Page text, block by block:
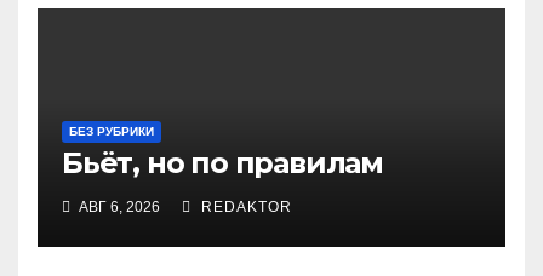
БЕЗ РУБРИКИ
Бьёт, но по правилам
АВГ 6, 2026 REDAKTOR